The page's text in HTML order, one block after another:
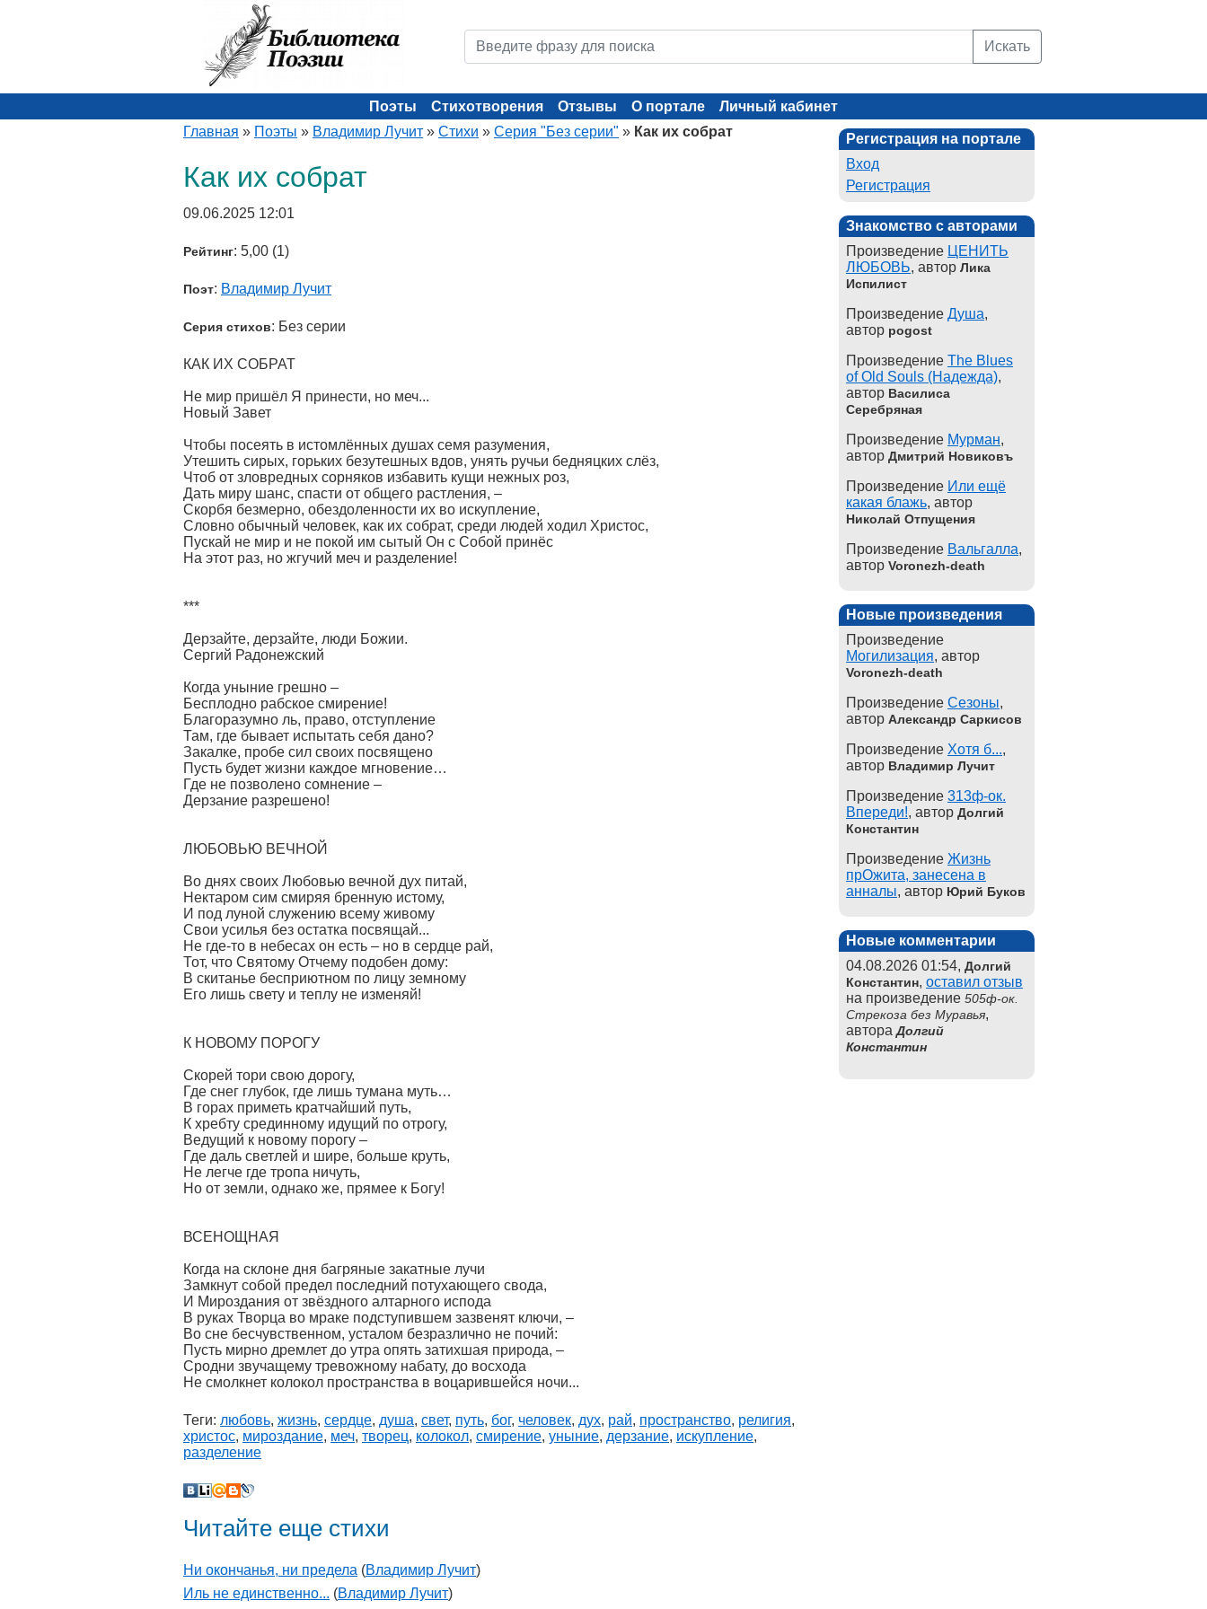
Искать
Поэты Стихотворения Отзывы О портале
Личный кабинет
Главная » Поэты » Владимир Лучит » Стихи » Серия "Без серии" » Как их собрат
Как их собрат
09.06.2025 12:01
Рейтинг: 5,00 (1)
Поэт: Владимир Лучит
Серия стихов: Без серии
КАК ИХ СОБРАТ
Не мир пришёл Я принести, но меч...
Новый Завет
Чтобы посеять в истомлённых душах семя разумения,
Утешить сирых, горьких безутешных вдов, унять ручьи бедняцких слёз,
Чтоб от зловредных сорняков избавить кущи нежных роз,
Дать миру шанс, спасти от общего растления, –
Скорбя безмерно, обездоленности их во искупление,
Словно обычный человек, как их собрат, среди людей ходил Христос,
Пускай не мир и не покой им сытый Он с Собой принёс
На этот раз, но жгучий меч и разделение!
***
Дерзайте, дерзайте, люди Божии.
Сергий Радонежский
Когда уныние грешно –
Бесплодно рабское смирение!
Благоразумно ль, право, отступление
Там, где бывает испытать себя дано?
Закалке, пробе сил своих посвящено
Пусть будет жизни каждое мгновение…
Где не позволено сомнение –
Дерзание разрешено!
ЛЮБОВЬЮ ВЕЧНОЙ
Во днях своих Любовью вечной дух питай,
Нектаром сим смиряя бренную истому,
И под луной служению всему живому
Свои усилья без остатка посвящай...
Не где-то в небесах он есть – но в сердце рай,
Тот, что Святому Отчему подобен дому:
В скитанье бесприютном по лицу земному
Его лишь свету и теплу не изменяй!
К НОВОМУ ПОРОГУ
Скорей тори свою дорогу,
Где снег глубок, где лишь тумана муть…
В горах приметь кратчайший путь,
К хребту срединному идущий по отрогу,
Ведущий к новому порогу –
Где даль светлей и шире, больше круть,
Не легче где тропа ничуть,
Но от земли, однако же, прямее к Богу!
ВСЕНОЩНАЯ
Когда на склоне дня багряные закатные лучи
Замкнут собой предел последний потухающего свода,
И Мироздания от звёздного алтарного испода
В руках Творца во мраке подступившем зазвенят ключи, –
Во сне бесчувственном, усталом безразлично не почий:
Пусть мирно дремлет до утра опять затихшая природа, –
Сродни звучащему тревожному набату, до восхода
Не смолкнет колокол пространства в воцарившейся ночи...
Теги: любовь, жизнь, сердце, душа, свет, путь, бог, человек, дух, рай, пространство, религия,
христос, мироздание, меч, творец, колокол, смирение, уныние, дерзание, искупление,
разделение
Читайте еще стихи
Ни окончанья, ни предела (Владимир Лучит)
Иль не единственно... (Владимир Лучит)
Регистрация на портале
Вход
Регистрация
Знакомство с авторами
Произведение ЦЕНИТЬ
ЛЮБОВЬ, автор Лика
Испилист
Произведение Душа,
автор pogost
Произведение The Blues
of Old Souls (Надежда),
автор Василиса
Серебряная
Произведение Мурман,
автор Дмитрий Новиковъ
Произведение Или ещё
какая блажь, автор
Николай Отпущения
Произведение Вальгалла,
автор Voronezh-death
Новые произведения
Произведение
Могилизация, автор
Voronezh-death
Произведение Сезоны,
автор Александр Саркисов
Произведение Хотя б...,
автор Владимир Лучит
Произведение 313ф-ок.
Впереди!, автор Долгий
Константин
Произведение Жизнь
прОжита, занесена в
анналы, автор Юрий Буков
Новые комментарии
04.08.2026 01:54, Долгий
Константин, оставил отзыв
на произведение 505ф-ок.
Стрекоза без Муравья,
автораДолгий
Константин